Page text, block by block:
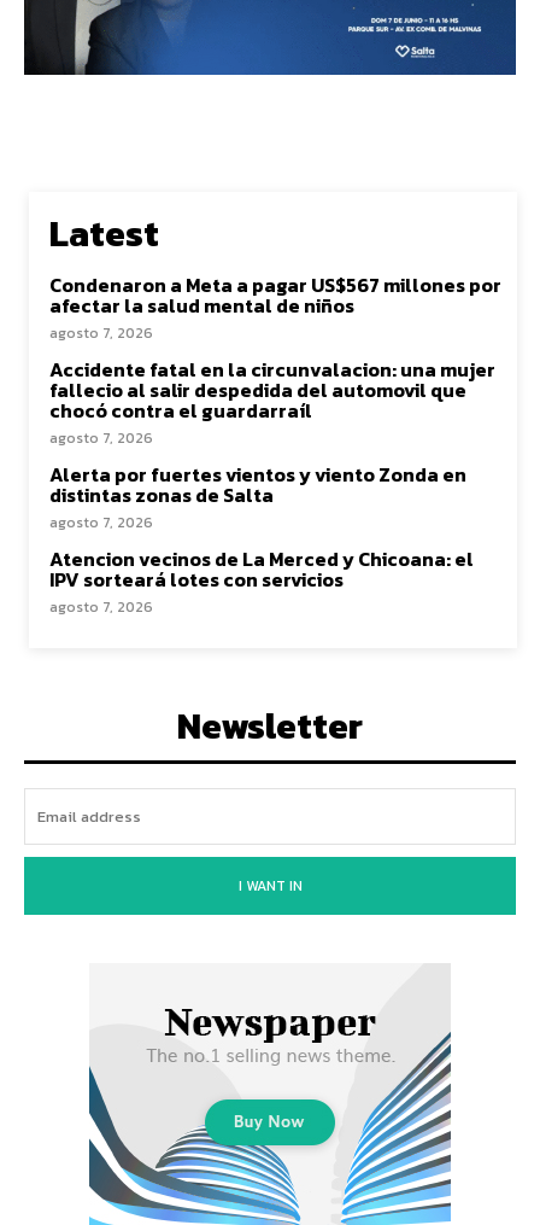
Latest
Condenaron a Meta a pagar US$567 millones por
afectar la salud mental de niños
agosto 7, 2026
Accidente fatal en la circunvalacion: una mujer
fallecio al salir despedida del automovil que
chocó contra el guardarraíl
agosto 7, 2026
Alerta por fuertes vientos y viento Zonda en
distintas zonas de Salta
agosto 7, 2026
Atencion vecinos de La Merced y Chicoana: el
IPV sorteará lotes con servicios
agosto 7, 2026
Newsletter
I WANT IN